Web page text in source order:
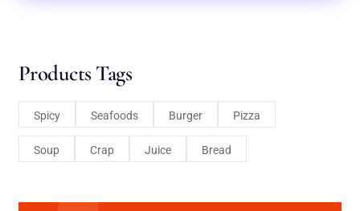
Products Tags
Spicy Seafoods Burger Pizza
Soup Crap Juice Bread